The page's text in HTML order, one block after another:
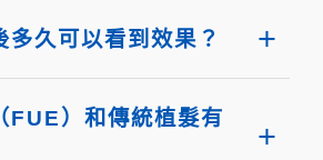
久可以看到效果？
FUE）和傳統植髮有